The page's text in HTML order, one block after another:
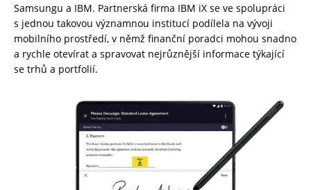
Samsungu a IBM. Partnerská firma IBM iX se ve spolupráci
s jednou takovou významnou institucí podílela na vývoji
mobilního prostředí, v němž finanční poradci mohou snadno
a rychle otevírat a spravovat nejrůznější informace týkající
se trhů a portfolií.